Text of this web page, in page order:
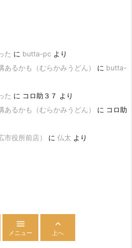
た に butta-pc より
るかも（むらかみうどん）
に butta-
た に コロ助３７ より
るかも（むらかみうどん）
に コロ助
役所前店）
に 仏太 より

メニュー

上へ